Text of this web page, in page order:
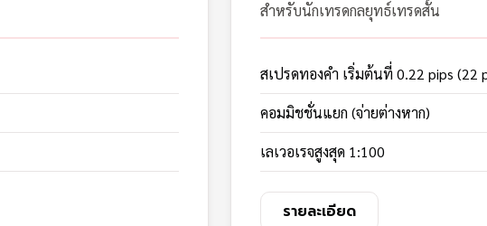
สำหรับนักเทรดกลยุทธ์เทรดสั้น
สเปรดทองคำ เริ่มต้นที่ 0.22 pips (22
คอมมิชชั่นแยก (จ่ายต่างหาก)
เลเวอเรจสูงสุด 1:100
รายละเอียด